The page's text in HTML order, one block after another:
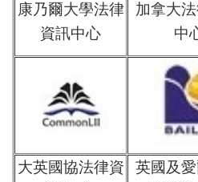
康乃爾大學法律
資訊中心
加拿大
中
大英國協法律資
英國及